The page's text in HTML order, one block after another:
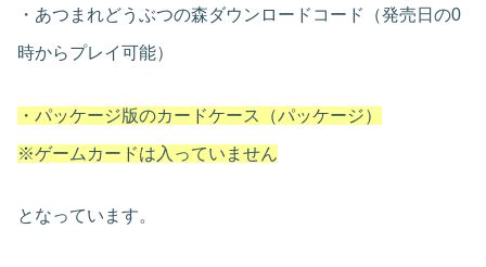
・あつまれどうぶつの森ダウンロードコード（発売日の0
時からプレイ可能）
・パッケージ版のカードケース（パッケージ）
※ゲームカードは入っていません
となっています。